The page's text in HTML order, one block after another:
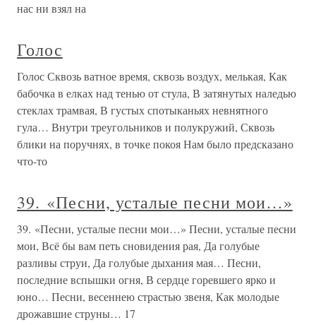
нас ни взял на
Голос
Голос Сквозь ватное время, сквозь воздух, мелькая, Как
бабочка в елках над тенью от стула, В затянутых наледью
стеклах трамвая, В густых спотыканьях невнятного
гула… Внутри треугольников и полукружий, Сквозь
блики на поручнях, в точке покоя Нам было предсказано
что-то
39. «Песни, усталые песни мои…»
39. «Песни, усталые песни мои…» Песни, усталые песни
мои, Всё бы вам петь сновидения рая, Да голубые
разливы струи, Да голубые дыхания мая… Песни,
последние вспышки огня, В сердце горевшего ярко и
юно… Песни, весеннею страстью звеня, Как молодые
дрожавшие струны… 17